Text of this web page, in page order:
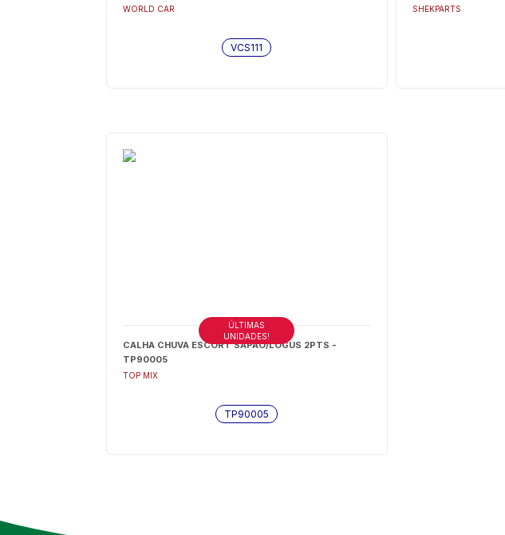
WORLD CAR
VCS111
SHEKPARTS
CALHA CHUVA ESCORT SAPAO/LOGUS 2PTS -
TP90005
TOP MIX
ÚLTIMAS
UNIDADES!
TP90005